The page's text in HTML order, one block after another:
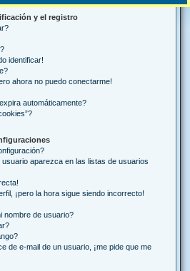
y el registro
identificar!
ahora no puedo conectarme!
automáticamente?
aparezca en las listas de usuarios
¡pero la hora sigue siendo incorrecto!
nombre de usuario?
de e-mail de un usuario, ¡me pide que me